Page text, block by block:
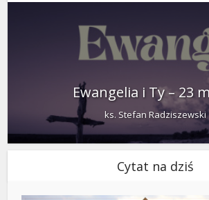
Ewangelia i Ty – 23
ks. Stefan Radziszewski
Cytat na dziś